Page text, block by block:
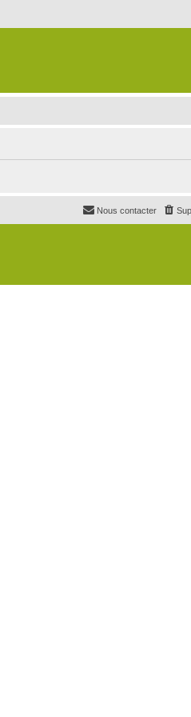
Nous contacter